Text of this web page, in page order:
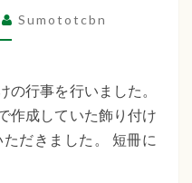
Sumototcbn
の行事を行いました。
作成していた飾り付け
だきました。 短冊に